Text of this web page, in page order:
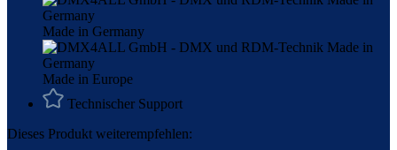
Made in Germany
Made in Europe
Technischer Support
Dieses Produkt weiterempfehlen: